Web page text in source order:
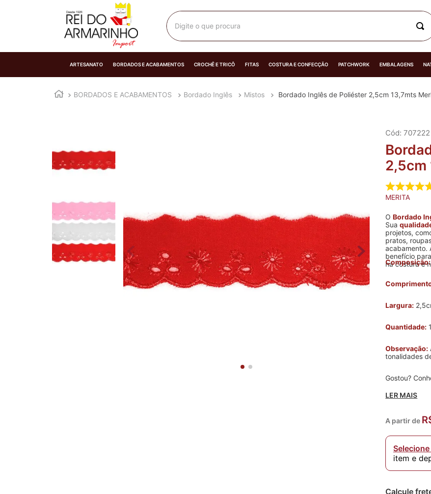
Digite o que procura
ARTESANATO BORDADOS E ACABAMENTOS CROCHÊ E TRICÔ FITAS COSTURA E CONFECÇÃO PATCHWORK EMBALAGENS
BORDADOS E ACABAMENTOS Bordado Inglês Mistos Bordado Inglês de Poliéster 2,5cm 13,7mts
:707222
2,5cm
MERITA
OBordado
Sua
projetos,
pratos,
acabamento.
benefício
na costura e
Composição:
Largura:
Quantidade:
Observação:
tonalidades
Gostou?
LER MAIS
A partir de
item e
Calcule